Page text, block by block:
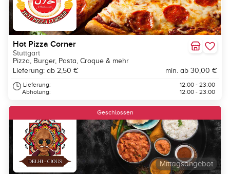
Hot Pizza Corner
Stuttgart
Pizza, Burger, Pasta, Croque & mehr
Lieferung: ab 2,50 €
min. ab 30,00 €
Lieferung:
Abholung:
12:00 - 23:00
12:00 - 23:00
Mittagsangebot
Geschlossen